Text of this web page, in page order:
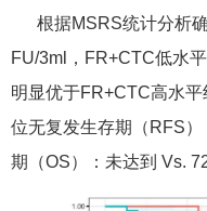
根据MSRS统计分析
FU/3ml，FR+CTC低水
明显优于FR+CTC高水
位无复发生存期（RFS
期（OS）：未达到 Vs. 72